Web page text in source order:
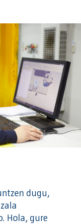
dugu,
Hola, gure